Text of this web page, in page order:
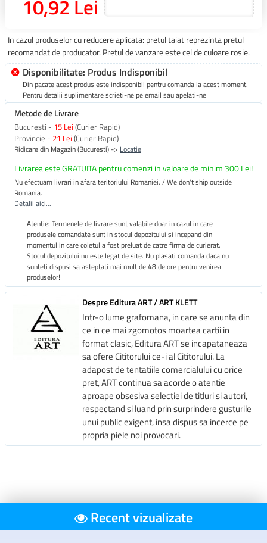
10,92 Lei
Metode de Livrare
Bucuresti - 15 Lei (Curier Rapid)
Provincie - 21 Lei (Curier Rapid)
Ridicare din Magazin (Bucuresti) -> Locatie
Livrarea este GRATUITA pentru comenzi in valoare de minim 300 Lei!
Nu efectuam livrari in afara teritoriului Romaniei. / We don't ship outside
Romania.
Detalii aici...
Atentie: Termenele de livrare sunt valabile doar in cazul in care
produsele comandate sunt in stocul depozitului si incepand din
momentul in care coletul a fost preluat de catre firma de curierat.
Stocul depozitului nu este legat de site. Nu plasati comanda daca nu
sunteti dispusi sa asteptati mai mult de 48 de ore pentru venirea
produselor!
In cazul produselor cu reducere aplicata: pretul taiat reprezinta pretul
recomandat de producator. Pretul de vanzare este cel de culoare rosie.
Disponibilitate: Produs Indisponibil
Din pacate acest produs este indisponibil pentru comanda la acest moment.
Pentru detalii suplimentare scrieti-ne pe email sau apelati-ne!
Despre Editura ART / ART KLETT
Intr-o lume grafomana, in care se anunta din
ce in ce mai zgomotos moartea cartii in
format clasic, Editura ART se incapataneaza
sa ofere Cititorului ce-i al Cititorului. La
adapost de tentatiile comercialului cu orice
pret, ART continua sa acorde o atentie
aproape obsesiva selectiei de titluri si autori,
respectand si luand prin surprindere gusturile
unui public exigent, insa dispus sa incerce pe
propria piele noi provocari.
Recent vizualizate